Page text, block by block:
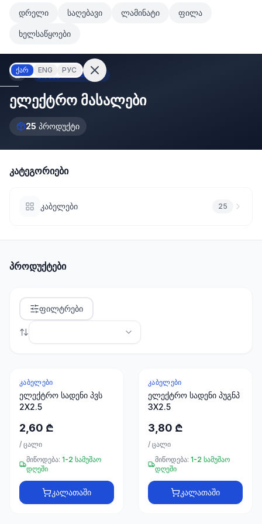
მთავარ კონტენტზე გადასვლა
მთავარ კონტენტზე გადასვლა
დრელი საღებავი ლამინატი ფილა
ხელსაწყოები
ქარ ENG РУС
შესვლა
არ
ᲙᲐᲢᲔᲒᲝᲠᲘᲔᲑᲘ
1285
პროდუქტი
სამშენებლო
მასალები
489
კლიმატური
ტექნიკა
პროდუქტი
ელექტრო მასალები
ელექტრო მასალები
25 პროდუქტი
კატეგორიები
კაბელები 25
პროდუქტები
ფილტრები
ᲙᲐᲑᲔᲚᲔᲑᲘ
ელექტრო სადენი პვს
2X2.5
2,60 ₾
/ ცალი
მიწოდება: 1-2 სამუშაო
დღეში
კალათაში
ᲙᲐᲑᲔᲚᲔᲑᲘ
ელექტრო სადენი პუგნპ
3X2.5
3,80 ₾
/ ცალი
მიწოდება: 1-2 სამუშაო
დღეში
კალათაში